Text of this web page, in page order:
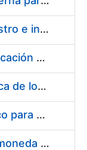
Acuerdo marco para el suministro e instalación de persianas, estores y otros complementos
Servicio de Calibración y Verificación Externa de los Equipos de Medición del Servicio de Prevención de la FNMT-RCM
Conexión mediante Fibra Óptica de los Centros de Proceso de Datos (CPDs) de las sedes de la FNMT-RCM de Burgos y Madrid
Contratación de acuerdo marco para el Suministro de Material de Electricidad para la Fábrica Nacional de Moneda y Timbre-Real Casa de la Moneda en su centro de trabajo de Burgos
Suministro de estuches para moneda de 30 €